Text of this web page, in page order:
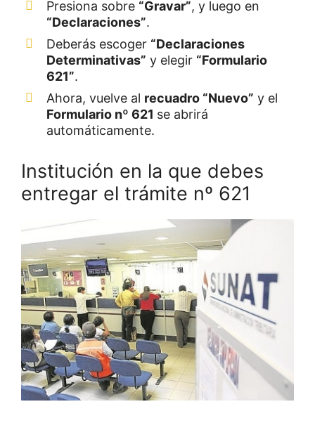
Presiona sobre “Gravar”, y luego en
“Declaraciones”.
Deberás escoger “Declaraciones
Determinativas” y elegir “Formulario
621”.
Ahora, vuelve al recuadro “Nuevo” y el
Formulario nº 621 se abrirá
automáticamente.
Institución en la que debes
entregar el trámite nº 621